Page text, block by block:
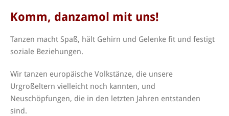
Komm, danzamol mit uns!
Tanzen macht Spaß, hält Gehirn und Gelenke fit und festigt
soziale Beziehungen.
Wir tanzen europäische Volkstänze, die unsere
Urgroßeltern vielleicht noch kannten, und
Neuschöpfungen, die in den letzten Jahren entstanden
sind.